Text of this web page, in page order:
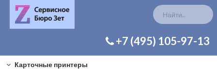
+7 (495) 105-97-13
Карточные принтеры